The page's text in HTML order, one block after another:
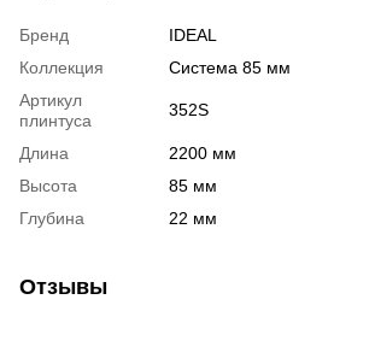
Бренд
IDEAL
Коллекция
Система 85 мм
Артикул
плинтуса
352S
Длина
2200 мм
Высота
85 мм
Глубина
22 мм
Отзывы